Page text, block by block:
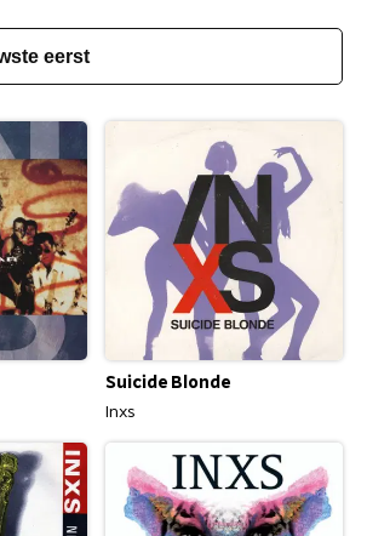
Suicide Blonde
Inxs